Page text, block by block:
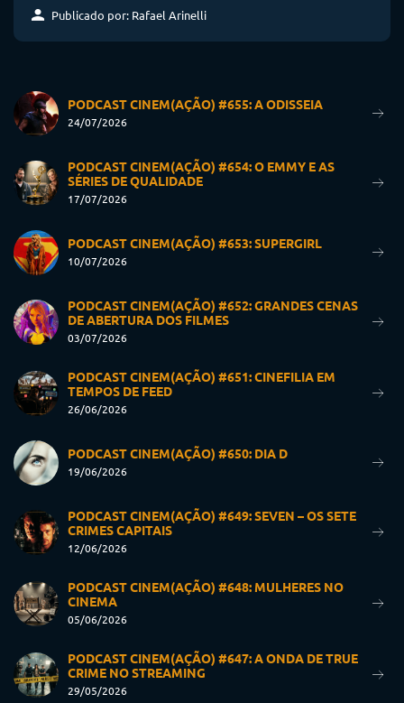
Publicado por: Rafael Arinelli
PODCAST CINEM(AÇÃO) #655: A ODISSEIA
24/07/2026
PODCAST CINEM(AÇÃO) #654: O EMMY E AS
SÉRIES DE QUALIDADE
17/07/2026
PODCAST CINEM(AÇÃO) #653: SUPERGIRL
10/07/2026
PODCAST CINEM(AÇÃO) #652: GRANDES CENAS
DE ABERTURA DOS FILMES
03/07/2026
PODCAST CINEM(AÇÃO) #651: CINEFILIA EM
TEMPOS DE FEED
26/06/2026
PODCAST CINEM(AÇÃO) #650: DIA D
19/06/2026
PODCAST CINEM(AÇÃO) #649: SEVEN – OS SETE
CRIMES CAPITAIS
12/06/2026
PODCAST CINEM(AÇÃO) #648: MULHERES NO
CINEMA
05/06/2026
PODCAST CINEM(AÇÃO) #647: A ONDA DE TRUE
CRIME NO STREAMING
29/05/2026